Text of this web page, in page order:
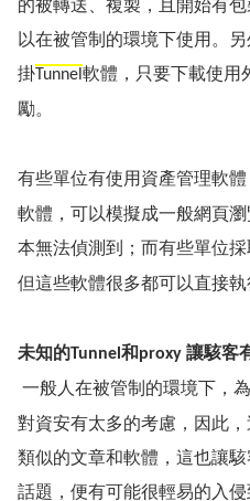
的被轉送、複製，且開始有
以在被管制的環境下使用。
掛Tunnel 軟體，只要下載使用
勵。
有些單位有使用資產管理軟
軟體，可以模擬成一般網頁
本無法偵測到；而有些單位
但這些軟體很多都可以直接執
未知的Tunnel 和proxy 讓駭客
一般人在被管制的環境下，
對資安有太多的考慮，因此
類似的文章和軟體，這也讓
話題，便有可能很輕易的入